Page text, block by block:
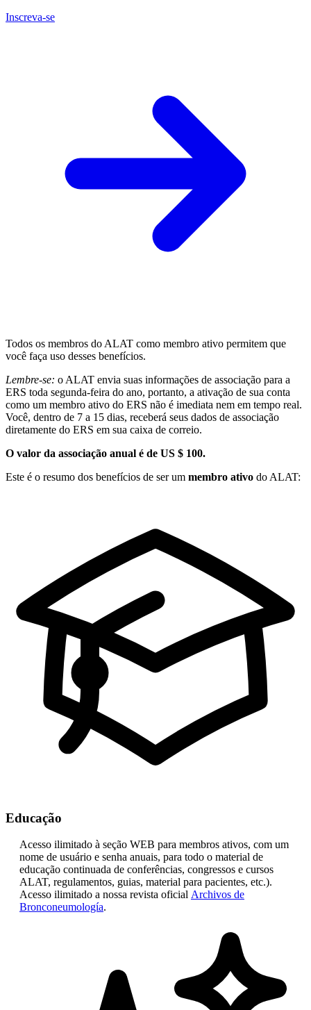
Inscreva-se
Todos os membros do ALAT como membro ativo permitem que
você faça uso desses benefícios.
Lembre-se: o ALAT envia suas informações de associação para a
ERS toda segunda-feira do ano, portanto, a ativação de sua conta
como um membro ativo do ERS não é imediata nem em tempo real.
Você, dentro de 7 a 15 dias, receberá seus dados de associação
diretamente do ERS em sua caixa de correio.
O valor da associação anual é de US $ 100.
Este é o resumo dos benefícios de ser um membro ativo do ALAT:
Educação
Acesso ilimitado à seção WEB para membros ativos, com um
nome de usuário e senha anuais, para todo o material de
educação continuada de conferências, congressos e cursos
ALAT, regulamentos, guias, material para pacientes, etc.).
Acesso ilimitado a nossa revista oficial Archivos de
Bronconeumología.